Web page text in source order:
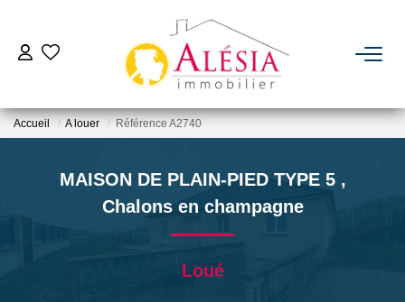
ACHETER
BIENS VENDUS / LOUÉS
Accueil A louer Référence A2740
MAISON DE PLAIN-PIED TYPE 5 ,
Chalons en champagne
Loué